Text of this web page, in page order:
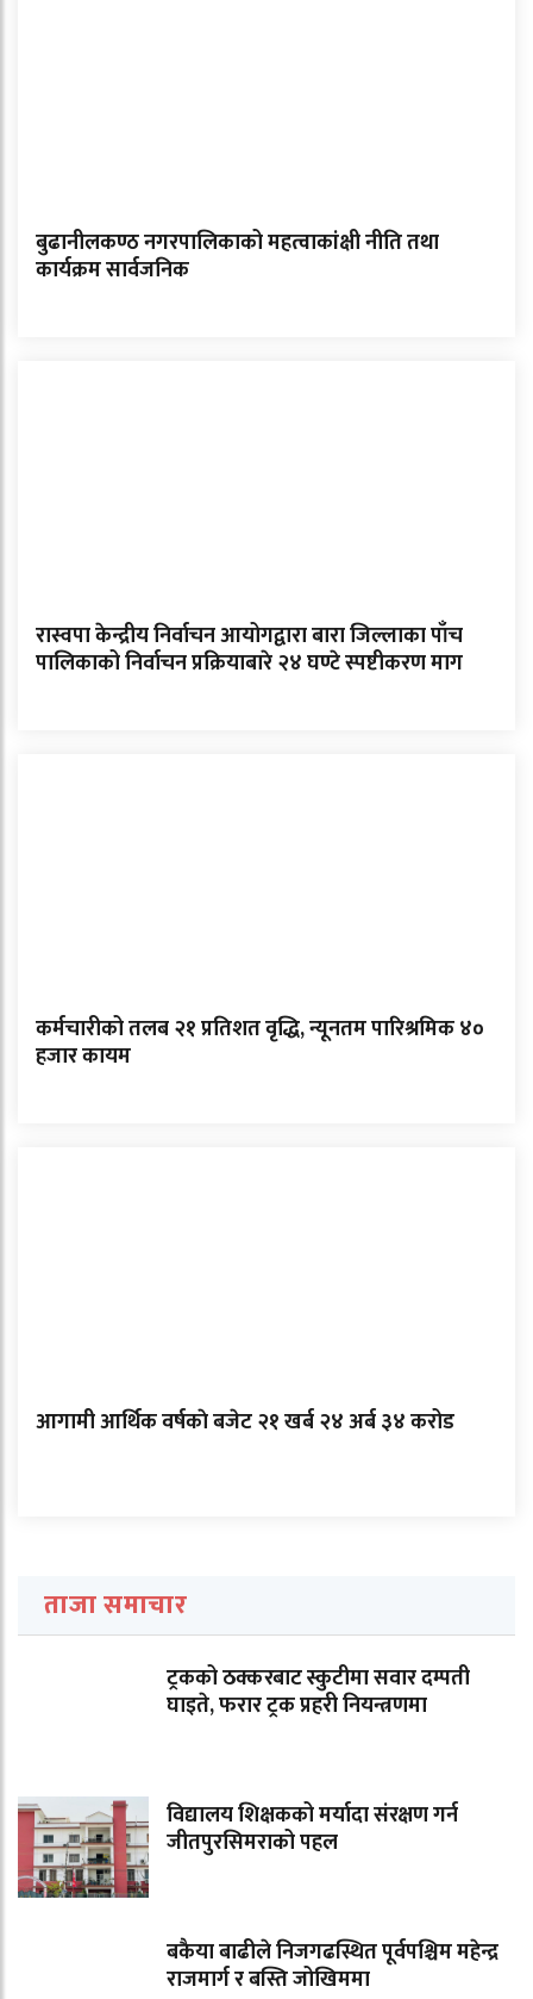
बुढानीलकण्ठ नगरपालिकाको महत्वाकांक्षी नीति तथा
कार्यक्रम सार्वजनिक
रास्वपा केन्द्रीय निर्वाचन आयोगद्वारा बारा जिल्लाका पाँच
पालिकाको निर्वाचन प्रक्रियाबारे २४ घण्टे स्पष्टीकरण माग
कर्मचारीको तलब २१ प्रतिशत वृद्धि, न्यूनतम पारिश्रमिक ४०
हजार कायम
आगामी आर्थिक वर्षकाे बजेट २१ खर्ब २४ अर्ब ३४ करोड
ताजा समाचार
ट्रकको ठक्करबाट स्कुटीमा सवार दम्पती
घाइते, फरार ट्रक प्रहरी नियन्त्रणमा
विद्यालय शिक्षकको मर्यादा संरक्षण गर्न
जीतपुरसिमराको पहल
बकैया बाढीले निजगढस्थित पूर्वपश्चिम महेन्द्र
राजमार्ग र बस्ति जोखिममा